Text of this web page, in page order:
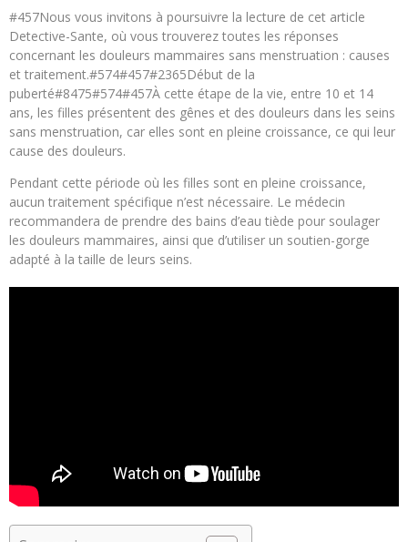
#457Nous vous invitons à poursuivre la lecture de cet article
Detective-Sante, où vous trouverez toutes les réponses
concernant les douleurs mammaires sans menstruation : causes
et traitement.#574#457#2365Début de la
puberté#8475#574#457À cette étape de la vie, entre 10 et 14
ans, les filles présentent des gênes et des douleurs dans les seins
sans menstruation, car elles sont en pleine croissance, ce qui leur
cause des douleurs.
Pendant cette période où les filles sont en pleine croissance,
aucun traitement spécifique n’est nécessaire. Le médecin
recommandera de prendre des bains d’eau tiède pour soulager
les douleurs mammaires, ainsi que d’utiliser un soutien-gorge
adapté à la taille de leurs seins.